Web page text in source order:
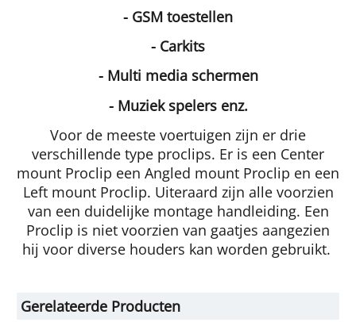
- GSM toestellen
- Carkits
- Multi media schermen
- Muziek spelers enz.
Voor de meeste voertuigen zijn er drie
verschillende type proclips. Er is een Center
mount Proclip een Angled mount Proclip en een
Left mount Proclip. Uiteraard zijn alle voorzien
van een duidelijke montage handleiding. Een
Proclip is niet voorzien van gaatjes aangezien
hij voor diverse houders kan worden gebruikt.
Gerelateerde Producten